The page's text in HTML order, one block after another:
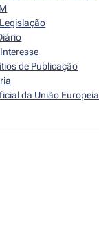
de Publicação
da União Europeia